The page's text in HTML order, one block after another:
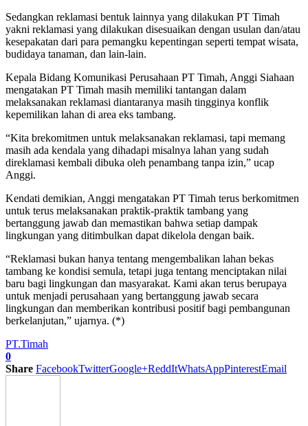
Sedangkan reklamasi bentuk lainnya yang dilakukan PT Timah
yakni reklamasi yang dilakukan disesuaikan dengan usulan dan/atau
kesepakatan dari para pemangku kepentingan seperti tempat wisata,
budidaya tanaman, dan lain-lain.
Kepala Bidang Komunikasi Perusahaan PT Timah, Anggi Siahaan
mengatakan PT Timah masih memiliki tantangan dalam
melaksanakan reklamasi diantaranya masih tingginya konflik
kepemilikan lahan di area eks tambang.
“Kita brekomitmen untuk melaksanakan reklamasi, tapi memang
masih ada kendala yang dihadapi misalnya lahan yang sudah
direklamasi kembali dibuka oleh penambang tanpa izin,” ucap
Anggi.
Kendati demikian, Anggi mengatakan PT Timah terus berkomitmen
untuk terus melaksanakan praktik-praktik tambang yang
bertanggung jawab dan memastikan bahwa setiap dampak
lingkungan yang ditimbulkan dapat dikelola dengan baik.
“Reklamasi bukan hanya tentang mengembalikan lahan bekas
tambang ke kondisi semula, tetapi juga tentang menciptakan nilai
baru bagi lingkungan dan masyarakat. Kami akan terus berupaya
untuk menjadi perusahaan yang bertanggung jawab secara
lingkungan dan memberikan kontribusi positif bagi pembangunan
berkelanjutan,” ujarnya. (*)
PT.Timah
0
Share FacebookTwitterGoogle+ReddItWhatsAppPinterestEmail